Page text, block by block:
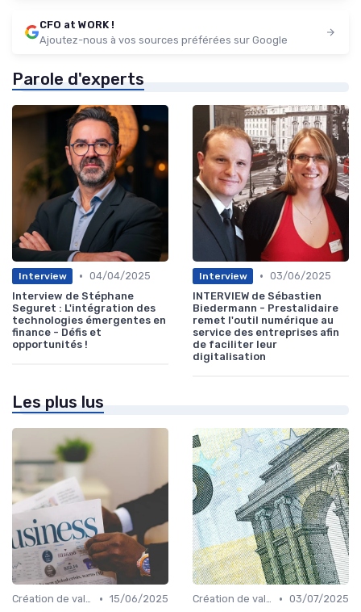
CFO at WORK !
Ajoutez-nous à vos sources préférées sur Google
Parole d'experts
Interview • 04/04/2025
Interview de Stéphane
Seguret : L'intégration des
technologies émergentes en
finance - Défis et
opportunités !
Interview • 03/06/2025
INTERVIEW de Sébastien
Biedermann - Prestalidaire
remet l'outil numérique au
service des entreprises afin
de faciliter leur
digitalisation
Les plus lus
Création de valeur & rentabilité • 15/06/2025
Création de valeur & rentabilité • 03/07/2025